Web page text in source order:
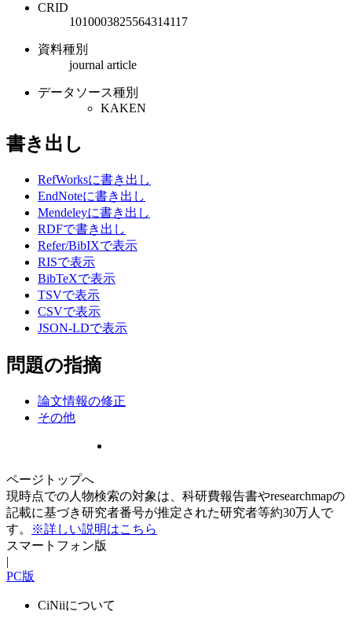
CRID
1010003825564314117
資料種別
journal article
データソース種別
KAKEN
書き出し
RefWorksに書き出し
EndNoteに書き出し
Mendeleyに書き出し
RDFで書き出し
Refer/BibIXで表示
RISで表示
BibTeXで表示
TSVで表示
CSVで表示
JSON-LDで表示
問題の指摘
論文情報の修正
その他
ページトップへ
現時点での人物検索の対象は、科研費報告書やresearchmapの
記載に基づき研究者番号が推定された研究者等約30万人で
す。
※詳しい説明はこちら
スマートフォン版
|
PC版
CiNiiについて